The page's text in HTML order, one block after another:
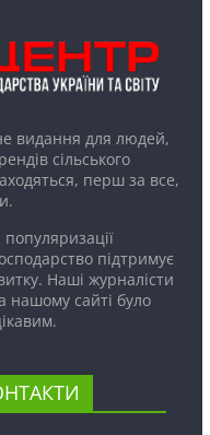
видання для людей,
сільського
перш за все,
підтримує
Наші журналісти
нашому сайті було